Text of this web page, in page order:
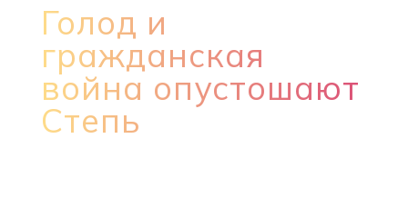
Голод и
гражданская
война опустошают
Степь